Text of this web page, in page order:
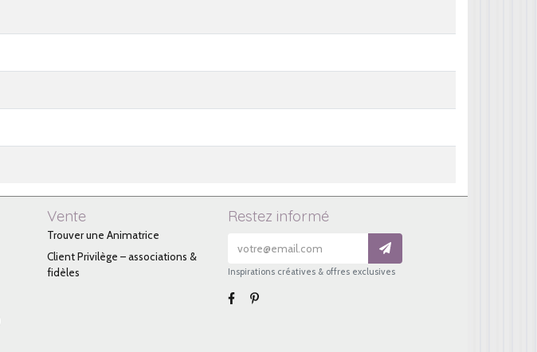
Vente
Trouver une Animatrice
Client Privilège – associations &
fidèles
Restez informé
Inspirations créatives & offres exclusives